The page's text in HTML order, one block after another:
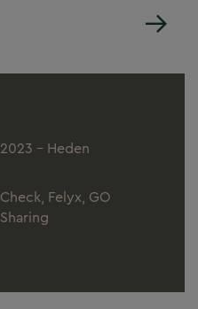
2023 - Heden
Check, Felyx, GO
Sharing